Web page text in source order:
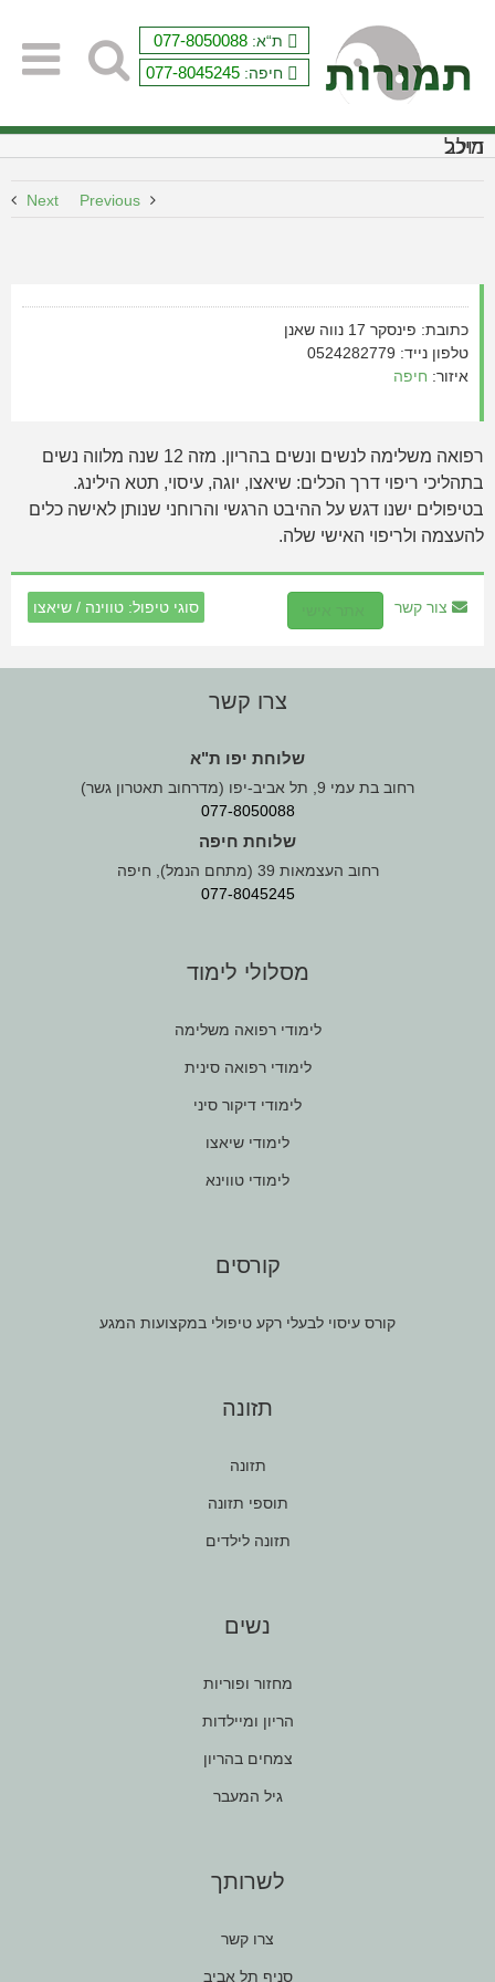
ת“א: 077-8050088
חיפה: 077-8045245
מיכל דולב
Previous
Next
כתובת: פינסקר 17 נווה שאנן
טלפון נייד: 0524282779
איזור: חיפה
רפואה משלימה לנשים ונשים בהריון. מזה 12 שנה מלווה נשים
בתהליכי ריפוי דרך הכלים: שיאצו, יוגה, עיסוי, תטא הילינג.
בטיפולים ישנו דגש על ההיבט הרגשי והרוחני שנותן לאישה כלים
להעצמה ולריפוי האישי שלה.
צור קשר סוגי טיפול: טווינה / שיאצו
צרו קשר
שלוחת יפו ת"א
רחוב בת עמי 9, תל אביב-יפו (מדרחוב תאטרון גשר)
077-8050088
שלוחת חיפה
רחוב העצמאות 39 (מתחם הנמל), חיפה
077-8045245
מסלולי לימוד
לימודי רפואה משלימה
לימודי רפואה סינית
לימודי דיקור סיני
לימודי שיאצו
לימודי טווינא
קורסים
קורס עיסוי לבעלי רקע טיפולי במקצועות המגע
תזונה
תזונה
תוספי תזונה
תזונה לילדים
נשים
מחזור ופוריות
הריון ומיילדות
צמחים בהריון
גיל המעבר
לשרותך
צרו קשר
סניף תל אביב